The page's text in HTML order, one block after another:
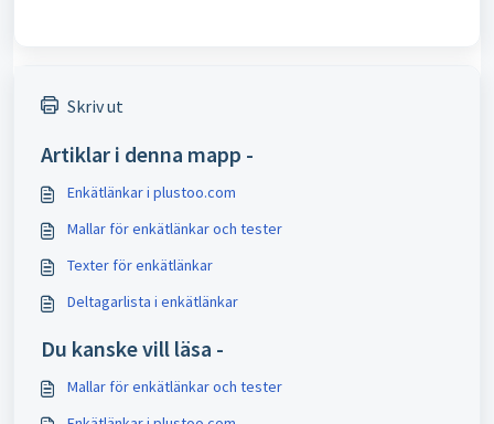
Skriv ut
Artiklar i denna mapp -
Enkätlänkar i plustoo.com
Mallar för enkätlänkar och tester
Texter för enkätlänkar
Deltagarlista i enkätlänkar
Du kanske vill läsa -
Mallar för enkätlänkar och tester